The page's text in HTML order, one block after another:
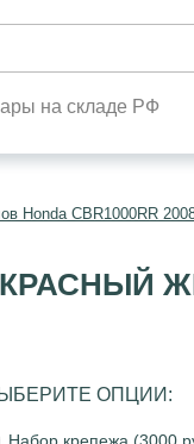
на складе РФ
Honda CBR1000RR
КРАСНЫЙ
ОПЦИИ: